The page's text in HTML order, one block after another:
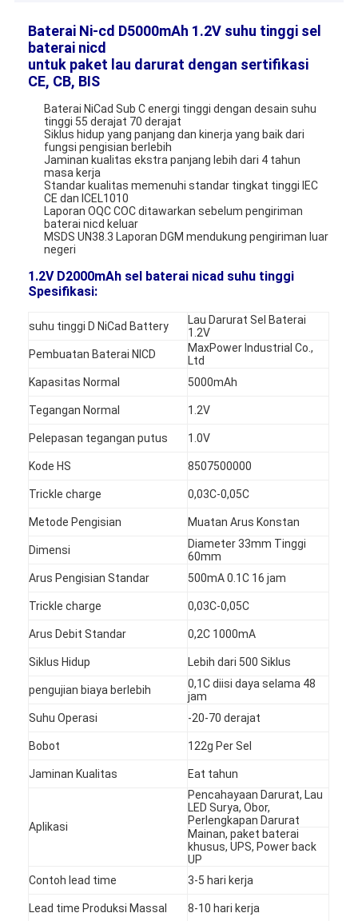
Rumah
Baterai Ni-cd D5000mAh 1.2V suhu tinggi sel
baterai nicd
untuk paket lau darurat dengan sertifikasi
CE, CB, BIS
Baterai NiCad Sub C energi tinggi dengan desain suhu
tinggi 55 derajat 70 derajat
Siklus hidup yang panjang dan kinerja yang baik dari
fungsi pengisian berlebih
Jaminan kualitas ekstra panjang lebih dari 4 tahun
masa kerja
Standar kualitas memenuhi standar tingkat tinggi IEC
CE dan ICEL1010
Laporan OQC COC ditawarkan sebelum pengiriman
baterai nicd keluar
MSDS UN38.3 Laporan DGM mendukung pengiriman luar
negeri
1.2V D2000mAh sel baterai nicad suhu tinggi
Spesifikasi:
suhu tinggi D NiCad Battery
Lau Darurat Sel Baterai
1.2V
Pembuatan Baterai NICD
MaxPower Industrial Co.,
Ltd
Kapasitas Normal
5000mAh
Tegangan Normal 1.2V
Pelepasan tegangan putus 1.0V
Kode HS 8507500000
Trickle charge 0,03C-0,05C
Metode Pengisian Muatan Arus Konstan
Dimensi
Diameter 33mm Tinggi
60mm
Arus Pengisian Standar
500mA 0.1C 16 jam
Trickle charge 0,03C-0,05C
Arus Debit Standar 0,2C 1000mA
Siklus Hidup Lebih dari 500 Siklus
pengujian biaya berlebih
0,1C diisi daya selama 48
jam
Suhu Operasi
-20-70 derajat
Bobot 122g Per Sel
Jaminan Kualitas Eat tahun
Aplikasi
Pencahayaan Darurat, Lau
LED Surya, Obor,
Perlengkapan Darurat
Mainan, paket baterai
khusus, UPS, Power back
UP
Contoh lead time
3-5 hari kerja
Lead time Produksi Massal 8-10 hari kerja